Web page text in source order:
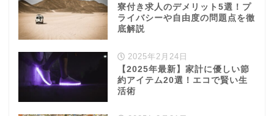
寮付き求人のデメリット5選！プ
ライバシーや自由度の問題点を徹
底解説
2025年2月24日
【2025年最新】家計に優しい節
約アイテム20選！エコで賢い生
活術